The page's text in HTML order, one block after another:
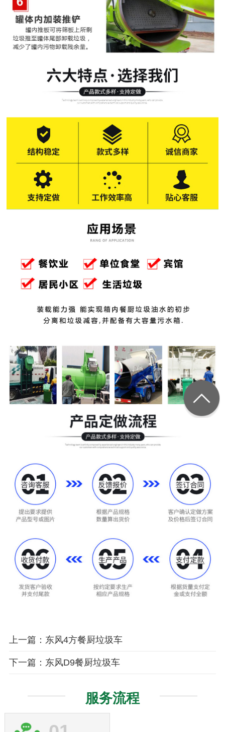
上一篇：东风4方餐厨垃圾车
下一篇：东风D9餐厨垃圾车
服务流程